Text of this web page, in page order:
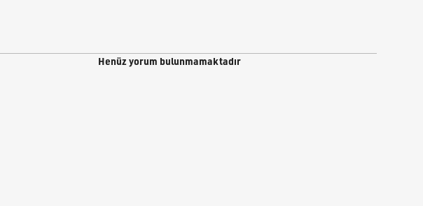
Henüz yorum bulunmamaktadır